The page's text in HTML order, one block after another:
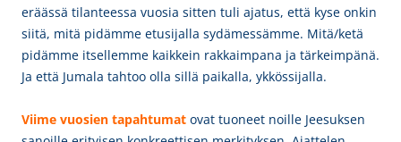
eräässä tilanteessa vuosia sitten tuli ajatus, että kyse onkin
siitä, mitä pidämme etusijalla sydämessämme. Mitä/ketä
pidämme itsellemme kaikkein rakkaimpana ja tärkeimpänä.
Ja että Jumala tahtoo olla sillä paikalla, ykkössijalla.
Viime vuosien tapahtumat ovat tuoneet noille Jeesuksen